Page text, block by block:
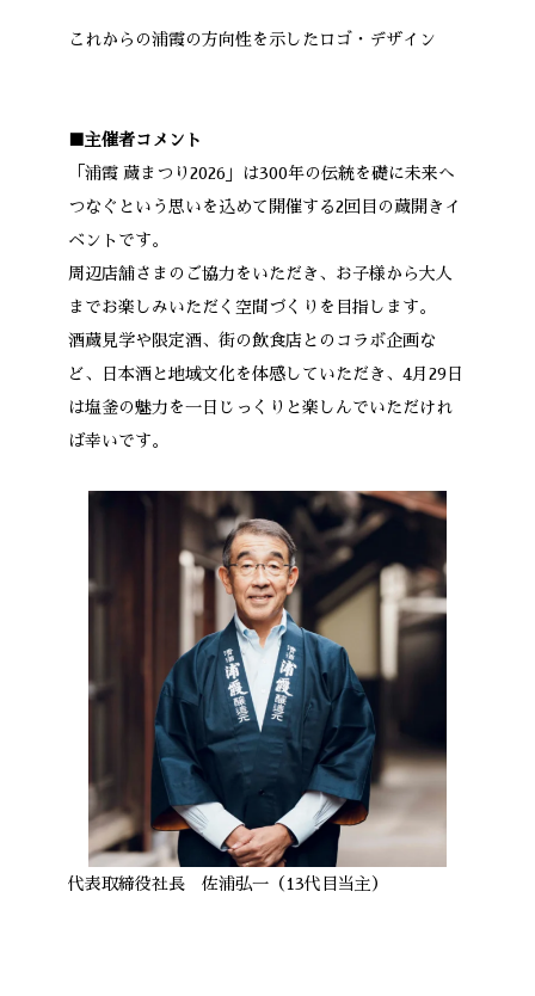
これからの浦霞の方向性を示したロゴ・デザイン
■主催者コメント
「浦霞 蔵まつり2026」は300年の伝統を礎に未来へ
つなぐという思いを込めて開催する2回目の蔵開きイ
ベントです。
周辺店舗さまのご協力をいただき、お子様から大人
までお楽しみいただく空間づくりを目指します。
酒蔵見学や限定酒、街の飲食店とのコラボ企画な
ど、日本酒と地域文化を体感していただき、4月29日
は塩釜の魅力を一日じっくりと楽しんでいただけれ
ば幸いです。
代表取締役社長 佐浦弘一（13代目当主）